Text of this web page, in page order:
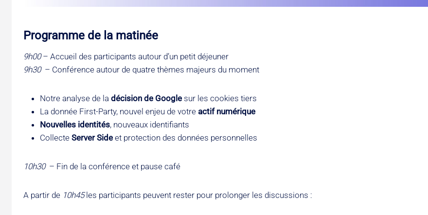
Programme de la matinée
9h00– Accueil des participants autour d’un petit déjeuner
9h30 – Conférence autour de quatre thèmes majeurs du moment
Notre analyse de la décision de Google sur les cookies tiers
La donnée First-Party, nouvel enjeu de votre actif numérique
Nouvelles identités, nouveaux identifiants
Collecte Server Side et protection des données personnelles
10h30 – Fin de la conférence et pause café
A partir de 10h45les participants peuvent rester pour prolonger les discussions :